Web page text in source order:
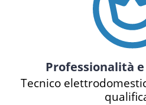
Professionalità
Tecnico